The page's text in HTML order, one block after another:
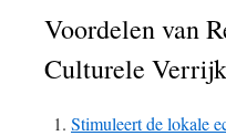
Voordelen van
Culturele
Stimuleert de lokale